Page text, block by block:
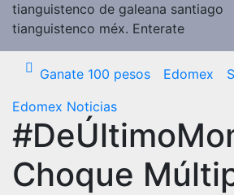
tianguistenco de galeana santiago
tianguistenco méx. Enterate
Ganate 100 pesos Edomex
Edomex Noticias
Choque